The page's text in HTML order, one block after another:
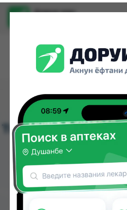
Доруи ман
Аптеки
Теперь найти
Искать